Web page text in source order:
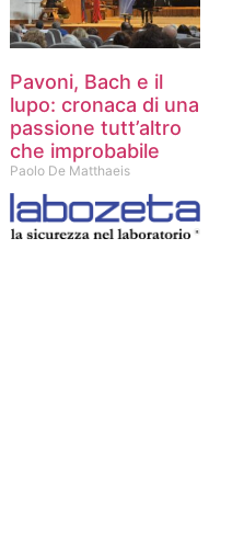
Pavoni, Bach e il
lupo: cronaca di una
passione tutt’altro
che improbabile
Paolo De Matthaeis